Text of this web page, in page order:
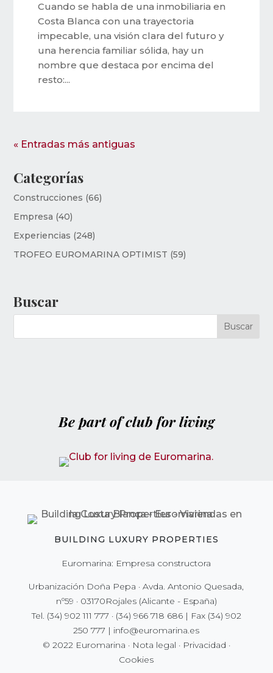
Cuando se habla de una inmobiliaria en
Costa Blanca con una trayectoria
impecable, una visión clara del futuro y
una herencia familiar sólida, hay un
nombre que destaca por encima del
resto:...
« Entradas más antiguas
Categorías
Construcciones (66)
Empresa (40)
Experiencias (248)
TROFEO EUROMARINA OPTIMIST (59)
Buscar
Be part of club for living
BUILDING LUXURY PROPERTIES
Euromarina: Empresa constructora
Urbanización Doña Pepa · Avda. Antonio Quesada,
nº59 · 03170Rojales (Alicante - España)
Tel. (34) 902 111 777 · (34) 966 718 686| Fax (34) 902
250 777 | info@euromarina.es
© 2022 Euromarina · Nota legal · Privacidad ·
Cookies